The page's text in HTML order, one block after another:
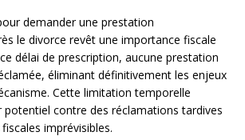
demander une prestation
le divorce revêt une importance fiscale
délai de prescription, aucune prestation
éliminant définitivement les enjeux
Cette limitation temporelle
potentiel contre des réclamations tardives
imprévisibles.